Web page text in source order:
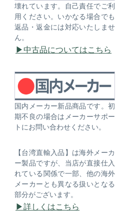
壊れています。自己責任でご利
用ください。いかなる場合でも
返品・返金には対応いたしませ
ん。
中古品についてはこちら
国内メーカー新品商品です。初
期不良の場合はメーカーサポー
トにお問い合わせください。
【台湾直輸入品】は海外メーカ
ー製品ですが、当店が直接仕入
れている関係で一部、他の海外
メーカーとも異なる扱いとなる
部分がございます。
詳しくはこちら